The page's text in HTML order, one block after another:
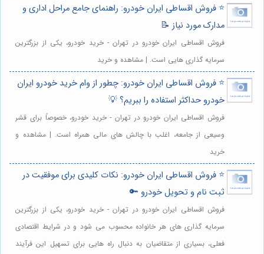
⭐️ فروش اقساطی ایران خودرو: راهنمای جامع مراحل اداری و
مدارک مورد نیاز 📝
فروش اقساطی ایران خودرو در تهران - خرید خودرو، یکی از بزرگترین
سرمایه گذاری هایی است. | مشاهده و خرید
⭐️ فروش اقساطی ایران خودرو: چطور از وام خرید خودرو ایران
خودرو حداکثر استفاده را ببریم؟ 💡
فروش اقساطی ایران خودرو در تهران - خرید خودرو، خصوصاً برای قشر
وسیعی از جامعه، اغلب با چالش های مالی همراه است. | مشاهده و
خرید
⭐️ فروش اقساطی ایران خودرو: نکات کلیدی برای موفقیت در
ثبت نام و تحویل خودرو 🔑
فروش اقساطی ایران خودرو در تهران - خرید خودرو، یکی از بزرگترین
سرمایه گذاری های هر خانواده محسوب می شود و در شرایط اقتصادی
فعلی، بسیاری از متقاضیان به دنبال راه هایی برای تسهیل این فرآیند